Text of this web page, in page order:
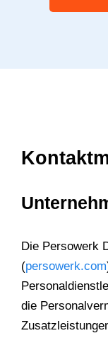
Die Persowerk
(persowerk.com
die